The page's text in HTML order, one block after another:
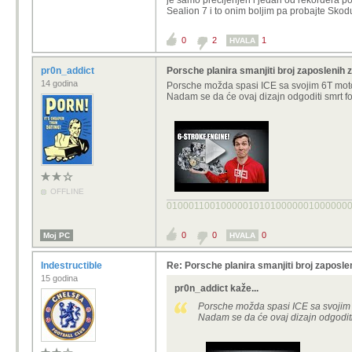
Jucer
Opet ti !
Kao, vozio si taj
Kineske frime ali da kineski
Nisam vozil nego sam
Nitko ne kupuje Porsche
Zato sam vozil Teslu, ID.
puno vise
Ovo cemo tek vidjeti za tamo 5-
teski bulshit a to ti veli lik koji je
Sealion 7 i to onim boljim pa probajte
0 2 HVALA 1
pr0n_addict
14 godina
OFFLINE
Porsche planira smanjiti broj zaposlenih
Porsche možda spasi ICE sa svojim 6T
Nadam se da će ovaj dizajn odgoditi smrt
Moj PC 0 0 HVALA 0
Indestructible
15 godina
Re: Porsche planira smanjiti broj
pr0n_addict kaže...
Porsche možda spasi ICE sa
Nadam se da će ovaj dizajn